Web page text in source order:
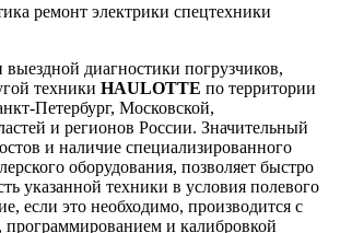
ремонт электрики спецтехники
выездной диагностики погрузчиков,
техники HAULOTTE по территории
Петербург, Московской,
и регионов России. Значительный
и наличие специализированного
оборудования, позволяет быстро
указанной техники в условия полевого
если это необходимо, производится с
программированием и калибровкой